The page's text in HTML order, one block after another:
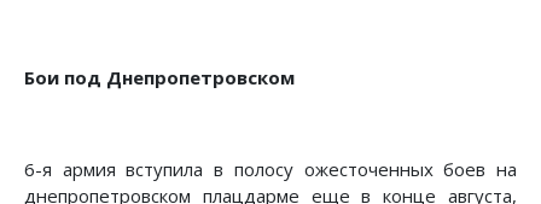
Бои под Днепропетровском
6-я армия вступила в полосу ожесточенных боев на
днепропетровском плацдарме еще в конце августа,